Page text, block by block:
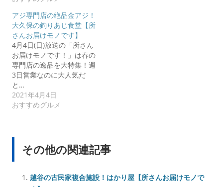
アジ専門店の絶品金アジ！
大久保の釣りあじ食堂【所
さんお届けモノです】
4月4日(日)放送の「所さん
お届けモノです！」は春の
専門店の逸品を大特集！週
3日営業なのに大人気だ
と…
2021年4月4日
おすすめグルメ
その他の関連記事
越谷の古民家複合施設！はかり屋【所さんお届けモノで